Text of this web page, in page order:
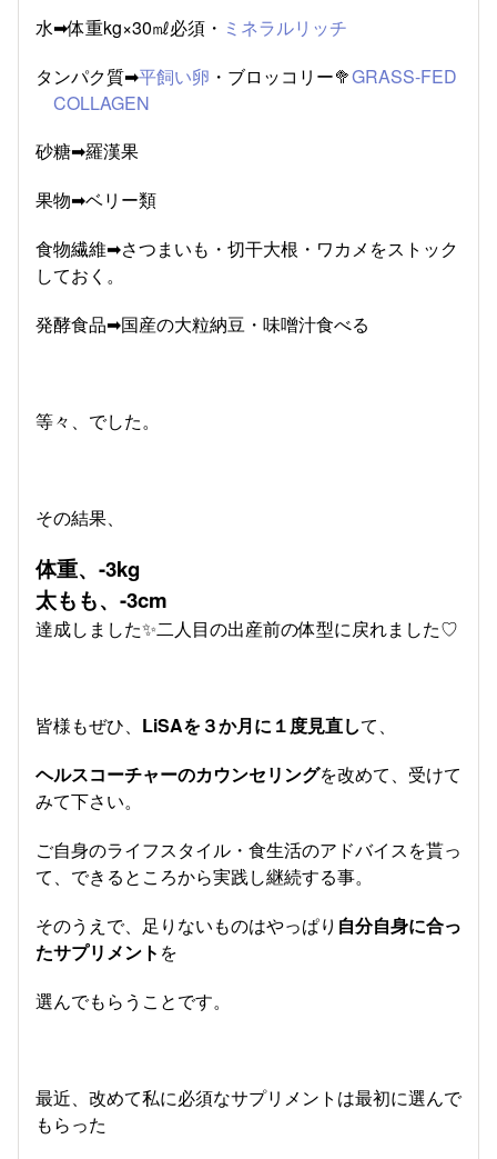
水➡体重kg×30㎖必須・ ミネラルリッチ
タンパク質➡平飼い卵 ・ブロッコリー🥦GRASS-FED
COLLAGEN
砂糖➡羅漢果
果物➡ベリー類
食物繊維➡さつまいも・切干大根・ワカメをストック
しておく。
発酵食品➡国産の大粒納豆・味噌汁食べる
等々、でした。
その結果、
体重、-3kg
太もも、-3cm
達成しました✨️二人目の出産前の体型に戻れました♡
皆様もぜひ、 LiSAを３か月に１度見直して、
ヘルスコーチャーのカウンセリングを改めて、受けて
みて下さい。
ご自身のライフスタイル・食生活のアドバイスを貰っ
て、できるところから実践し継続する事。
そのうえで、足りないものはやっぱり 自分自身に合っ
たサプリメント を
選んでもらうことです。
最近、改めて私に必須なサプリメントは最初に選んで
もらった